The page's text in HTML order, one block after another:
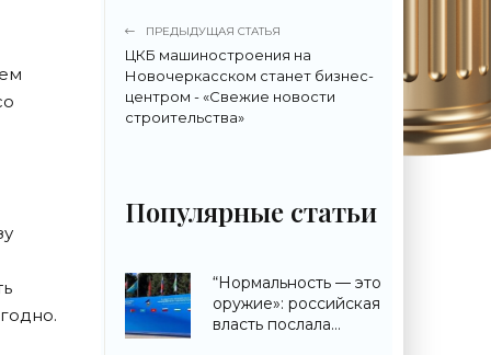
ПРЕДЫДУЩАЯ СТАТЬЯ
ЦКБ машиностроения на
Новочеркасском станет бизнес-
центром - «Свежие новости
строительства»
Популярные статьи
“Нормальность — это
оружие»: российская
власть послала